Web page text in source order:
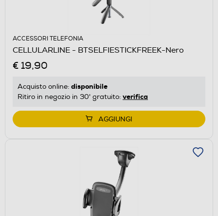
ACCESSORI TELEFONIA
CELLULARLINE - BTSELFIESTICKFREEK-Nero
€ 19,90
Acquisto online: disponibile
Ritiro in negozio in 30' gratuito: verifica
AGGIUNGI